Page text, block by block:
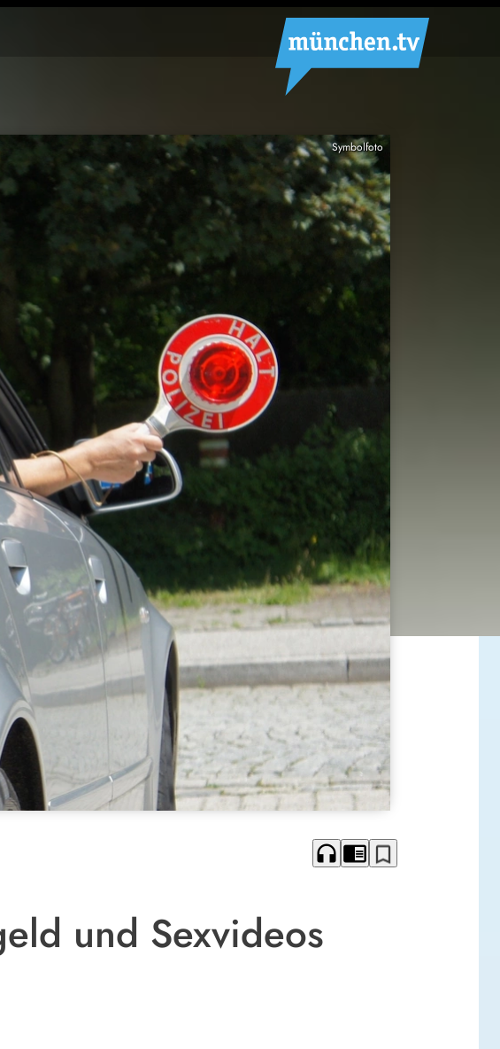
Symbolfoto
headphones chrome_reader_mode bookmark_border
und Sexvideos